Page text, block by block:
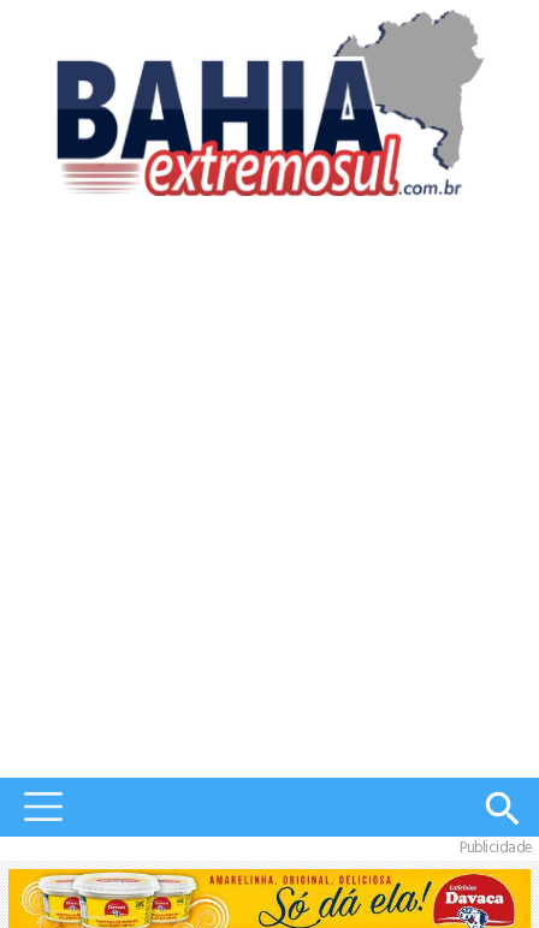
Publicidade